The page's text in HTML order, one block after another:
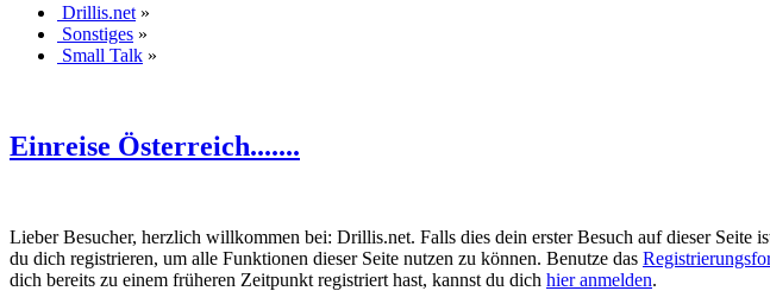
Drillis.net »
Sonstiges »
Small Talk »
Einreise Österreich.......
Lieber Besucher, herzlich willkommen bei: Drillis.net. Falls dies dein erster Besuch auf dieser Seite
du dich registrieren, um alle Funktionen dieser Seite nutzen zu können. Benutze das
dich bereits zu einem früheren Zeitpunkt registriert hast, kannst du dich hier anmelden.